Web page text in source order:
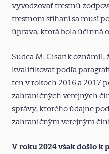
vyvodzovať trestnú
trestnom stíhaní sa musí
úprava, ktorá bola účinná
Sudca M. Cisarik oznámil,
kvalifikovať podľa
ten v rokoch 2016 a 2017
zahraničných verejných
správy, ktorého údajne
zahraničným verejným
V roku 2024 však došlo k